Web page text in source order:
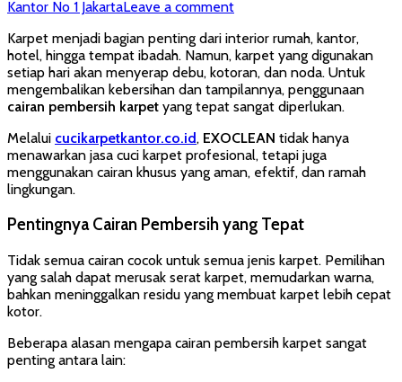
Kantor No 1 JakartaLeave a comment
Karpet menjadi bagian penting dari interior rumah, kantor,
hotel, hingga tempat ibadah. Namun, karpet yang digunakan
setiap hari akan menyerap debu, kotoran, dan noda. Untuk
mengembalikan kebersihan dan tampilannya, penggunaan
cairan pembersih karpet yang tepat sangat diperlukan.
Melalui cucikarpetkantor.co.id, EXOCLEAN tidak hanya
menawarkan jasa cuci karpet profesional, tetapi juga
menggunakan cairan khusus yang aman, efektif, dan ramah
lingkungan.
Pentingnya Cairan Pembersih yang Tepat
Tidak semua cairan cocok untuk semua jenis karpet. Pemilihan
yang salah dapat merusak serat karpet, memudarkan warna,
bahkan meninggalkan residu yang membuat karpet lebih cepat
kotor.
Beberapa alasan mengapa cairan pembersih karpet sangat
penting antara lain: